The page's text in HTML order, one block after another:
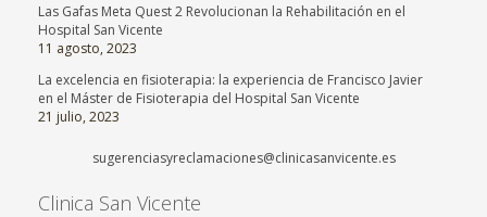
Las Gafas Meta Quest 2 Revolucionan la Rehabilitación en el
Hospital San Vicente
11 agosto, 2023
La excelencia en fisioterapia: la experiencia de Francisco Javier
en el Máster de Fisioterapia del Hospital San Vicente
21 julio, 2023
sugerenciasyreclamaciones@clinicasanvicente.es
Clinica San Vicente